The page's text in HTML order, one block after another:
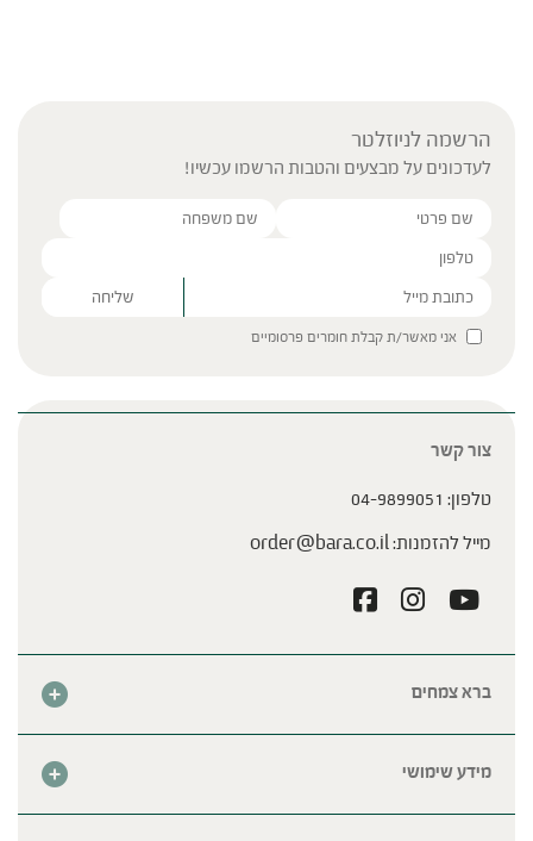
הרשמה לניוזלטר
לעדכונים על מבצעים והטבות הרשמו עכשיו!
Please leave this field empty.
אני מאשר/ת קבלת חומרים פרסומיים
ברא צמחים
מידע שימושי
צור קשר
טלפון: 04-9899051
מייל להזמנות:order@bara.co.il